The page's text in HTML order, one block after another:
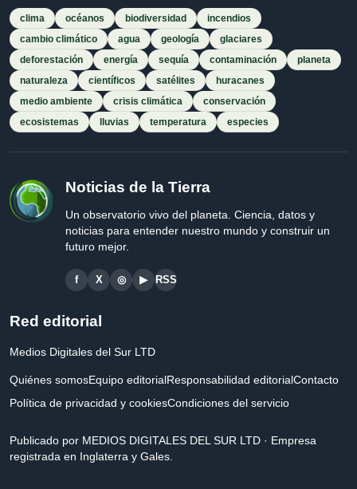
clima océanos biodiversidad
incendios
cambio climático
agua geología
glaciares
deforestación
energía sequía contaminación
planeta
naturaleza
científicos satélites
huracanes
medio ambiente
crisis climática
conservación
ecosistemas
lluvias temperatura especies
Noticias de la Tierra
Un observatorio vivo del planeta. Ciencia, datos y
noticias para entender nuestro mundo y construir un
futuro mejor.
f X ◎ ▶ RSS
Red editorial
Medios Digitales del Sur LTD
Quiénes somosEquipo editorialResponsabilidad editorialContacto
Política de privacidad y cookiesCondiciones del servicio
Publicado por MEDIOS DIGITALES DEL SUR LTD · Empresa
registrada en Inglaterra y Gales.